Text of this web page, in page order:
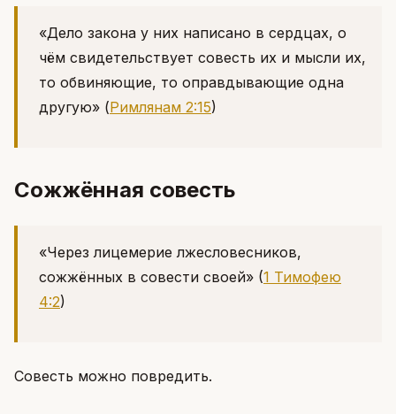
«Дело закона у них написано в сердцах, о
чём свидетельствует совесть их и мысли их,
то обвиняющие, то оправдывающие одна
другую» (Римлянам 2:15)
Сожжённая совесть
«Через лицемерие лжесловесников,
сожжённых в совести своей» (1 Тимофею
4:2)
Совесть можно повредить.